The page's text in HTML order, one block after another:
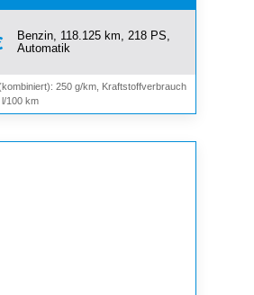
Benzin, 118.125 km, 218 PS,
Automatik
250 g/km, Kraftstoffverbrauch
100 km